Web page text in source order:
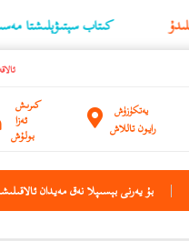
كىتاب سېتىۋېلىشتا مەسىلىگە
يەتكۈزۈش
رايون تاللاش
كىرىش
ئەزا
بولۇش
بۇ يەرنى بېسىپلا نەق مەيدان